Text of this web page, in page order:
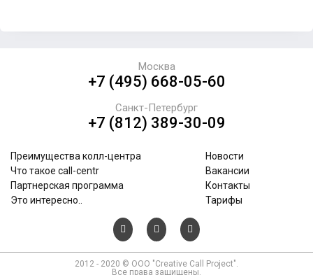
+7 (495) 668-05-60
Москва
+7 (812) 389-30-09
Санкт-Петербург
Преимущества колл-центра
Что такое call-centr
Партнерская программа
Это интересно..
Новости
Вакансии
Контакты
Тарифы
2012 - 2020 © ООО "Creative Call Project".
Все права защищены.